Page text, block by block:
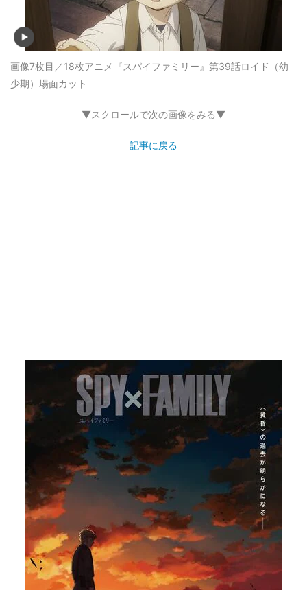
画像7枚目／18枚アニメ『スパイファミリー』第39話ロイド（幼
少期）場面カット
▼スクロールで次の画像をみる▼
記事に戻る